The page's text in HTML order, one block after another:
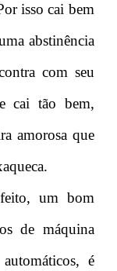
isso cai bem
abstinência
com seu
cai tão bem,
amorosa que
um bom
de máquina
é